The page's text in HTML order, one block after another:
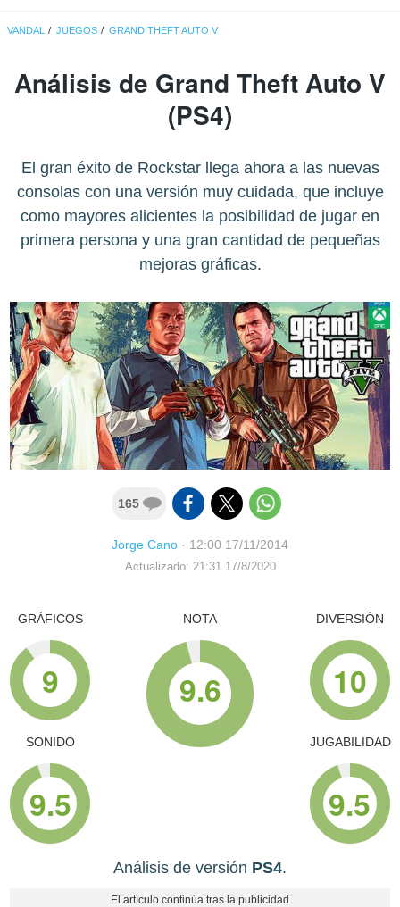
VANDAL JUEGOS GRAND THEFT AUTO V
Análisis de Grand Theft Auto V
(PS4)
El gran éxito de Rockstar llega ahora a las nuevas
consolas con una versión muy cuidada, que incluye
como mayores alicientes la posibilidad de jugar en
primera persona y una gran cantidad de pequeñas
mejoras gráficas.
165
Jorge Cano · 12:00 17/11/2014
Actualizado: 21:31 17/8/2020
GRÁFICOS
9
SONIDO
9.5
NOTA
9.6
DIVERSIÓN
10
JUGABILIDAD
9.5
Análisis de versión PS4.